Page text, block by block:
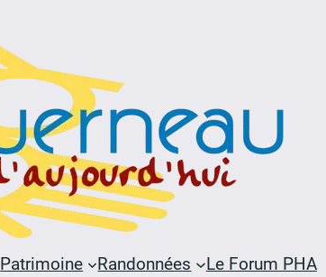
Patrimoine Randonnées Le Forum PHA